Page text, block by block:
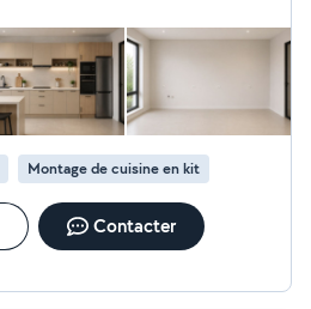
Montage de cuisine en kit
Contacter